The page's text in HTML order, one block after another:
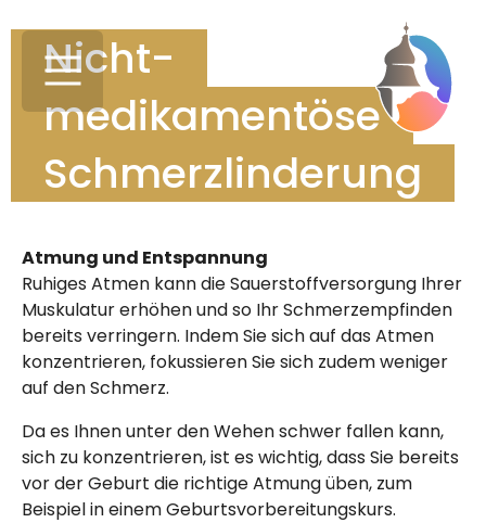
Nicht-
medikamentöse
Schmerz­linderung
Atmung und Entspannung
Ruhiges Atmen kann die Sauerstoffversorgung Ihrer
Muskulatur erhöhen und so Ihr Schmerzempfinden
bereits verringern. Indem Sie sich auf das Atmen
konzentrieren, fokussieren Sie sich zudem weniger
auf den Schmerz.
Da es Ihnen unter den Wehen schwer fallen kann,
sich zu konzentrieren, ist es wichtig, dass Sie bereits
vor der Geburt die richtige Atmung üben, zum
Beispiel in einem Geburts­vor­bereitungs­kurs.